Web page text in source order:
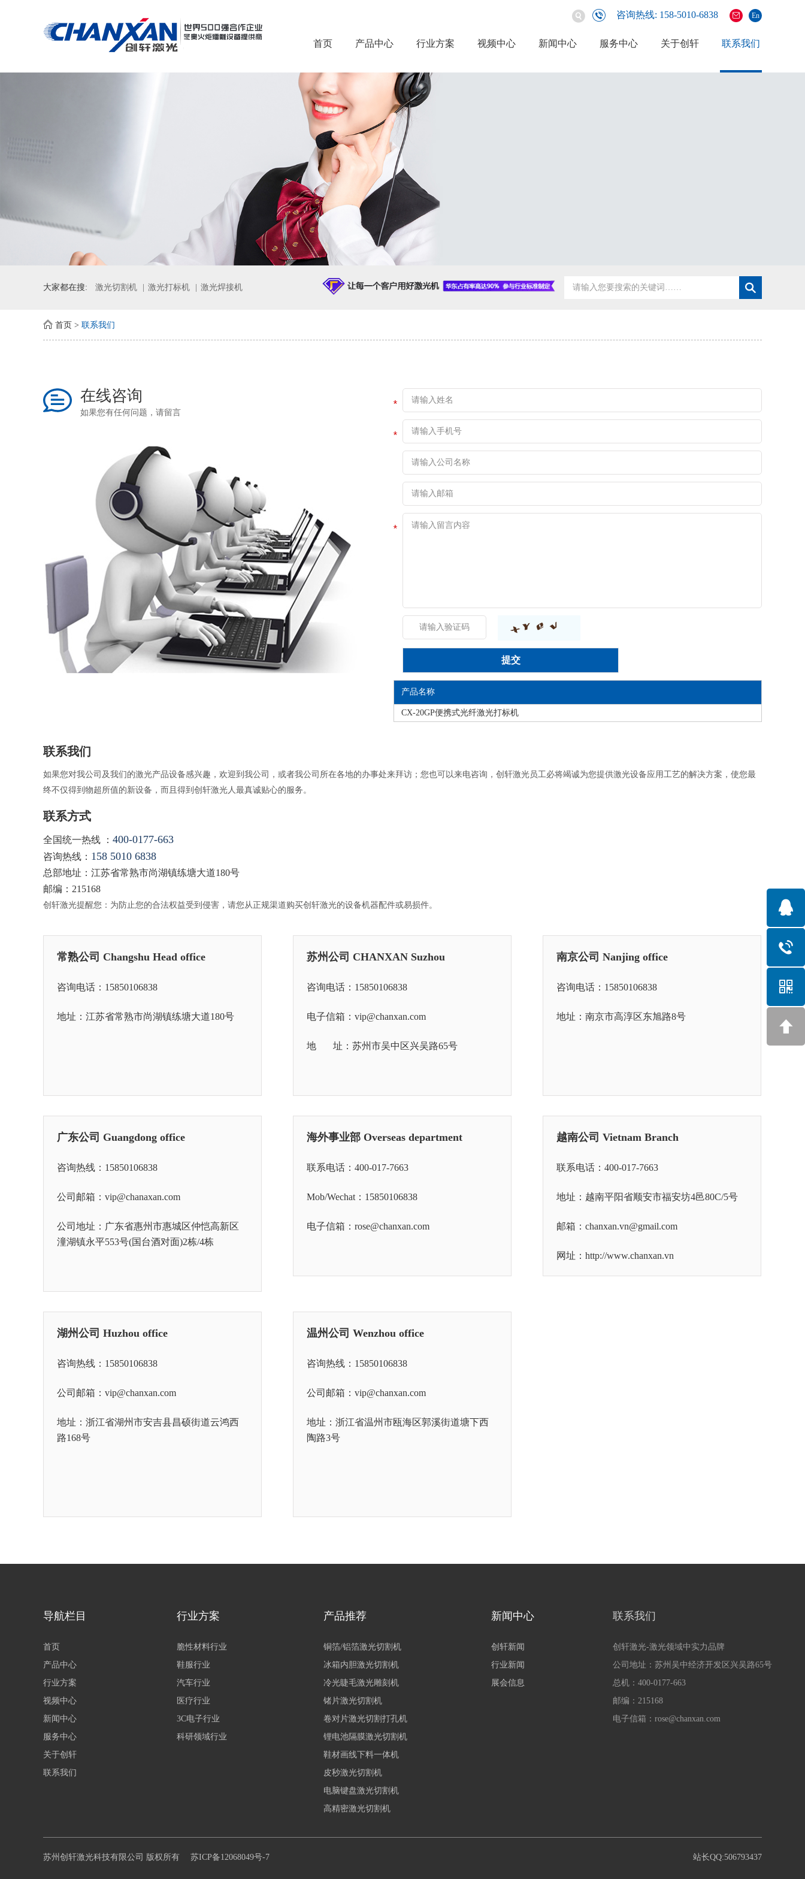
En
咨询热线: 158-5010-6838
首页 产品中心 行业方案 视频中心 新闻中心 服务中心 关于创轩 联系我们
大家都在搜: 激光切割机 激光打标机 激光焊接机
首页 > 联系我们
在线咨询
如果您有任何问题，请留言
产品名称
CX-20GP便携式光纤激光打标机
联系我们
如果您对我公司及我们的激光产品设备感兴趣，欢迎到我公司，或者我公司所在各地的办事处来拜访；您也可以来电咨询，创轩激光员工必将竭诚为您提供激光设备应用工艺的解决方案，使您最
终不仅得到物超所值的新设备，而且得到创轩激光人最真诚贴心的服务。
联系方式
全国统一热线 ： 400-0177-663
咨询热线： 158 5010 6838
总部地址：江苏省常熟市尚湖镇练塘大道180号
邮编：215168
创轩激光提醒您：为防止您的合法权益受到侵害，请您从正规渠道购买创轩激光的设备机器配件或易损件。
常熟公司 Changshu Head office
咨询电话：15850106838
地址：江苏省常熟市尚湖镇练塘大道180号
苏州公司 CHANXAN Suzhou
咨询电话：15850106838
电子信箱：vip@chanxan.com
地 址：苏州市吴中区兴吴路65号
南京公司 Nanjing office
咨询电话：15850106838
地址：南京市高淳区东旭路8号
广东公司 Guangdong office
咨询热线：15850106838
公司邮箱：vip@chanaxan.com
公司地址：广东省惠州市惠城区仲恺高新区
潼湖镇永平553号(国台酒对面)2栋/4栋
海外事业部 Overseas department
联系电话： 400-017-7663
Mob/Wechat： 15850106838
电子信箱：rose@chanxan.com
越南公司 Vietnam Branch
联系电话： 400-017-7663
地址：越南平阳省顺安市福安坊4邑80C/5号
邮箱：chanxan.vn@gmail.com
网址： http://www.chanxan.vn
湖州公司 Huzhou office
咨询热线：15850106838
公司邮箱：vip@chanxan.com
地址：浙江省湖州市安吉县昌硕街道云鸿西
路168号
温州公司 Wenzhou office
咨询热线：15850106838
公司邮箱：vip@chanxan.com
地址：浙江省温州市瓯海区郭溪街道塘下西
陶路3号
导航栏目
首页
产品中心
行业方案
视频中心
新闻中心
服务中心
关于创轩
联系我们
行业方案
脆性材料行业
鞋服行业
汽车行业
医疗行业
3C电子行业
科研领域行业
产品推荐
铜箔/铝箔激光切割机
冰箱内胆激光切割机
冷光睫毛激光雕刻机
锗片激光切割机
卷对片激光切割打孔机
锂电池隔膜激光切割机
鞋材画线下料一体机
皮秒激光切割机
电脑键盘激光切割机
高精密激光切割机
新闻中心
创轩新闻
行业新闻
展会信息
联系我们
创轩激光-激光领域中实力品牌
公司地址：苏州吴中经济开发区兴吴路65号
总机：400-0177-663
邮编：215168
电子信箱：rose@chanxan.com
苏州创轩激光科技有限公司 版权所有 苏ICP备12068049号-7 站长QQ:506793437